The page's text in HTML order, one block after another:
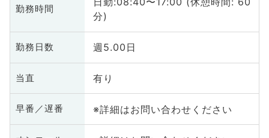
勤務時間
分)
勤務日数 週5.00日
当直 有り
早番／遅番 ※詳細はお問い合わせください